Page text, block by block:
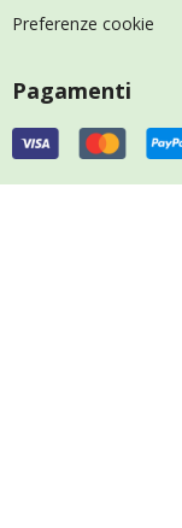
Preferenze cookie
Pagamenti